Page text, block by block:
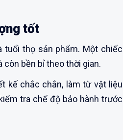
tốt
tuổi thọ sản phẩm. Một chiếc
còn bền bỉ theo thời gian.
kế chắc chắn, làm từ vật liệu
tra chế độ bảo hành trước